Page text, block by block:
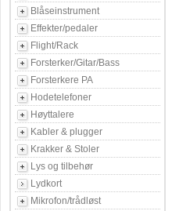
Blåseinstrument
Effekter/pedaler
Flight/Rack
Forsterker/Gitar/Bass
Forsterkere PA
Hodetelefoner
Høyttalere
Kabler & plugger
Krakker & Stoler
Lys og tilbehør
Lydkort
Mikrofon/trådløst